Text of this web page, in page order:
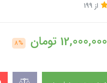
از 199
12,000,000 تومان 8%